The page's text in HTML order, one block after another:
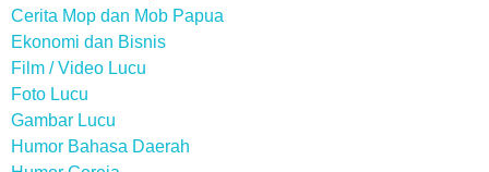
Cerita Mop dan Mob Papua
Ekonomi dan Bisnis
Film / Video Lucu
Foto Lucu
Gambar Lucu
Humor Bahasa Daerah